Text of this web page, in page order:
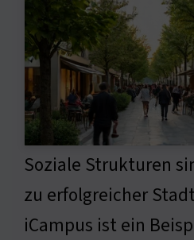
Soziale Strukturen
zu erfolgreicher
iCampus ist ein